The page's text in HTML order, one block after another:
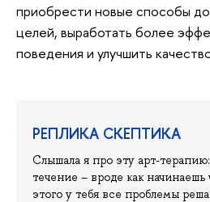
приобрести новые способы
целей, выработать более
поведения и улучшить
РЕПЛИКА СКЕПТИКА
Слышала я про эту арт-
течение – вроде как начинаешь
этого у тебя все проблемы